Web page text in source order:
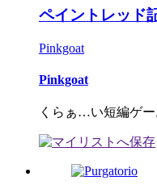
ペイントレッド
Pinkgoat
Pinkgoat
くらぁ…い短編ゲー